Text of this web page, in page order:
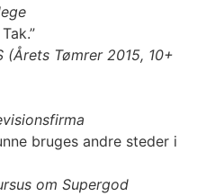
(Årets Tømrer 2015, 10+
bruges andre steder i
om Supergod